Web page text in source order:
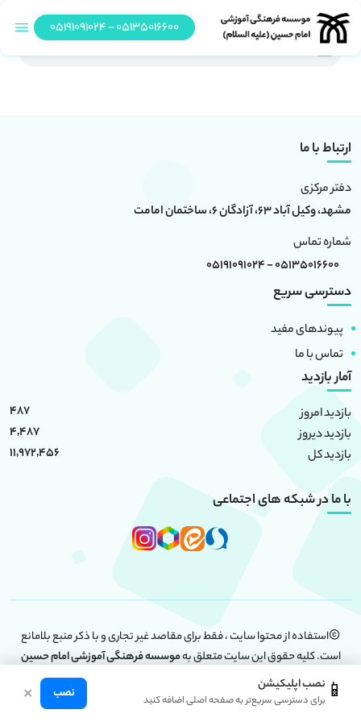
05135016600 - 05191091024
ارتباط با ما
دفتر مرکزی
مشهد، وکیل آباد 63، آزادگان 6، ساختمان امامت
شماره تماس
05135016600 - 05191091024
دسترسی سریع
پیوندهای مفید
تماس با ما
آمار بازدید
بازدید امروز
487
بازدید دیروز
4,487
بازدید کل
11,972,456
با ما در شبکه های اجتماعی
استفاده از محتوا سایت ، فقط برای مقاصد غیر تجاری و با ذکر منبع بلامانع
است. کلیه حقوق این سایت متعلق بهموسسه فرهنگی آموزشی امام حسین
📱 نصب اپلیکیشن
برای دسترسی سریع‌تر به صفحه اصلی اضافه کنید نصب ×